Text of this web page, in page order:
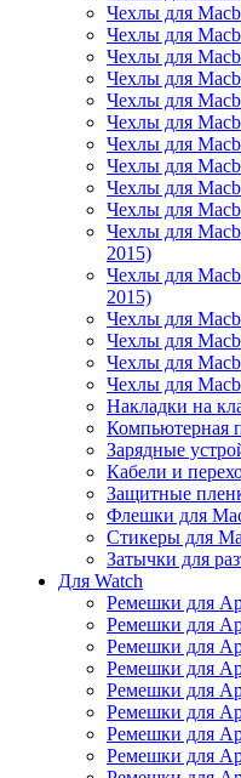
Чехлы для
Чехлы для
Чехлы для
Чехлы для
Чехлы для
Чехлы для
Чехлы для
Чехлы для
Чехлы для
Чехлы для
Чехлы для
2015)
Чехлы для
2015)
Чехлы для
Чехлы для
Чехлы для
Чехлы для
Накладки на
Компьютерная
Зарядные
Кабели и
Защитные
Флешки для
Стикеры для
Затычки для
Для Watch
Ремешки для
Ремешки для
Ремешки для
Ремешки для
Ремешки для
Ремешки для
Ремешки для
Ремешки для